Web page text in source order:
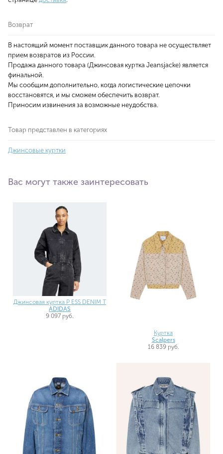
Возврат
В настоящий момент поставщик данного товара не осуществляет
прием возвратов из России.
Продажа данного товара (Джинсовая куртка Jeansjacke) является
финальной.
Мы сообщим дополнительно, когда логистические цепочки
восстановятся, и мы сможем обеспечить возврат.
Приносим извинения за возможные неудобства.
Товар представлен в категориях
Джинсовые куртки
Вас могут также заинтересовать
Джинсовая куртка P ESS DENIM T
ADIDAS
9 097 руб.
Куртка
Scalpers
16 839 руб.